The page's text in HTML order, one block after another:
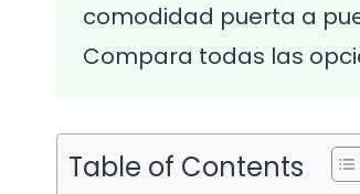
comodidad puerta a
Compara todas las
Table of Contents